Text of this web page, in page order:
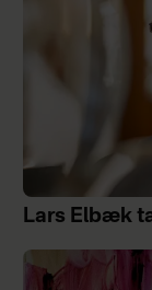
Lars Elbæk